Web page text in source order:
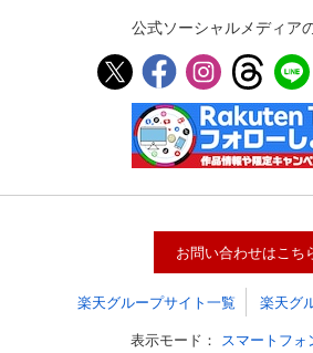
公式ソーシャルメディア
お問い合わせはこち
楽天グループサイト一覧 楽天グ
表示モード： スマートフォ